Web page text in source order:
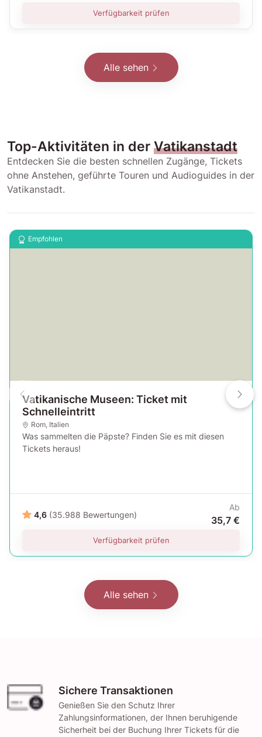
Verfügbarkeit prüfen
Alle sehen
Top-Aktivitäten in der Vatikanstadt
Entdecken Sie die besten schnellen Zugänge, Tickets
ohne Anstehen, geführte Touren und Audioguides in der
Vatikanstadt.
Empfohlen
Vatikanische Museen: Ticket mit
Schnelleintritt
Rom, Italien
Was sammelten die Päpste? Finden Sie es mit diesen
Tickets heraus!
4,6 (35.988 Bewertungen)
Ab
35,7 €
Verfügbarkeit prüfen
Alle sehen
Sichere Transaktionen
Genießen Sie den Schutz Ihrer
Zahlungsinformationen, der Ihnen beruhigende
Sicherheit bei der Buchung Ihrer Tickets für die